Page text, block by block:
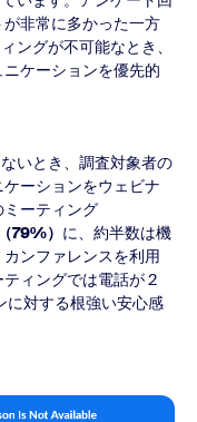
非常に多かった一方
ングが不可能なとき、
ケーションを優先的
いとき、調査対象者の
ーションをウェビナ
ーティング
（79%） に、約半数は機
ンファレンスを利用
ィングでは電話が 2
に対する根強い安心感